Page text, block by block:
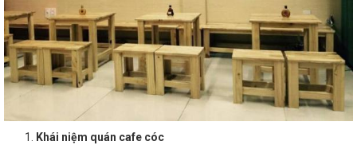
Khái niệm quán cafe cóc